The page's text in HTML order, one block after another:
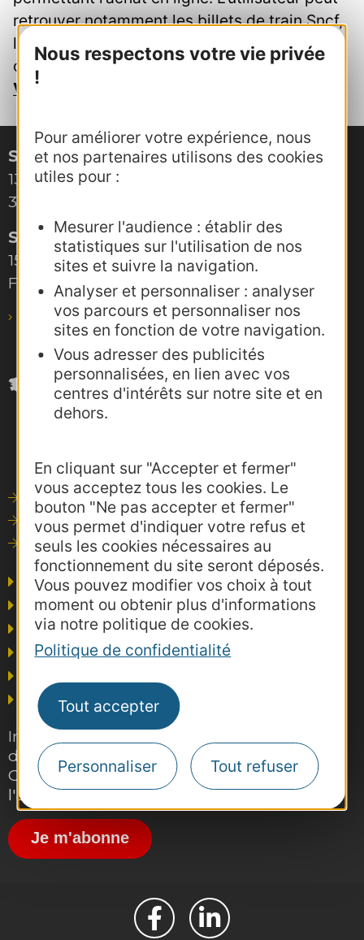
Nous respectons votre vie privée
!
Pour améliorer votre expérience, nous
et nos partenaires utilisons des cookies
utiles pour :
Mesurer l'audience : établir des
statistiques sur l'utilisation de nos
sites et suivre la navigation.
Analyser et personnaliser : analyser
vos parcours et personnaliser nos
sites en fonction de votre navigation.
Vous adresser des publicités
personnalisées, en lien avec vos
centres d'intérêts sur notre site et en
dehors.
En cliquant sur "Accepter et fermer"
vous acceptez tous les cookies. Le
bouton "Ne pas accepter et fermer"
vous permet d'indiquer votre refus et
seuls les cookies nécessaires au
fonctionnement du site seront déposés.
Vous pouvez modifier vos choix à tout
moment ou obtenir plus d'informations
via notre politique de cookies.
Politique de confidentialité
Tout accepter
Personnaliser Tout refuser
retrouver notamment les billets de train Sncf,
les itinéraires de bus et les annonces de
covoiturage correspondant à la destination.
Voir le comparateur Tictactrip
Site de Montpellier
132, boulevard Pénélope
34000 Montpellier
Site de Toulouse
15, rue Rivals – CS 78543
F-31685 Toulouse Cedex 6
pro@agence-adocc.com
Outils de communication
Photothèque
Consultations
Agence AD'OCC
Presse et influence
Voyagistes
Business/Mice
Grand public
Inscrivez-vous gratuitement à la lettre
d'information pro de la destination
Occitanie pour suivre nos actions et
l'actualité du tourisme dans la région
Je m'abonne